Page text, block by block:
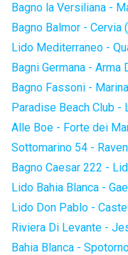
Bagno la Versiliana -
Bagno Balmor - Cervia
Lido Mediterraneo -
Bagni Germana - Arma
Bagno Fassoni -
Paradise Beach Club -
Alle Boe - Forte dei
Sottomarino 54 -
Bagno Caesar 222 -
Lido Bahia Blanca -
Lido Don Pablo -
Riviera Di Levante -
Bahia Blanca -